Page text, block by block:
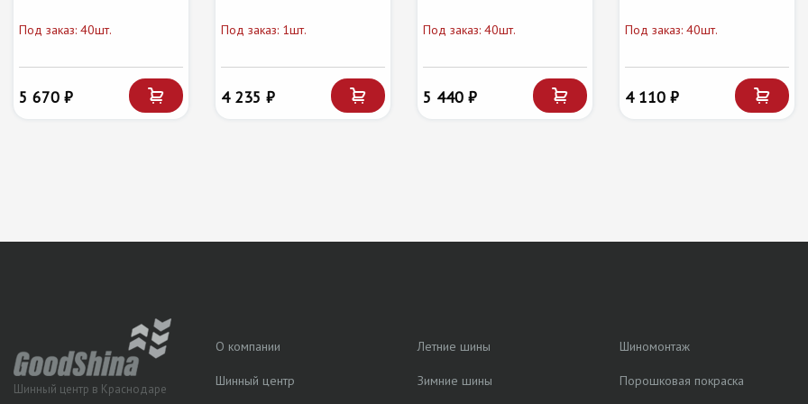
Под заказ: 40шт.
5 670 ₽
Под заказ: 1шт.
4 235 ₽
Под заказ: 40шт.
5 440 ₽
Под заказ: 40шт.
4 110 ₽
Шинный центр в Краснодаре
О компании
Шинный центр
Летние шины
Зимние шины
Шиномонтаж
Порошковая покраска